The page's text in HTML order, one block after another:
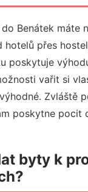
Benátek máte
hotelů přes
poskytuje
vařit si
Zvláště
poskytne pocit
byty k